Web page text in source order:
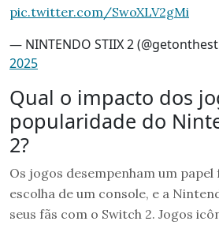
pic.twitter.com/SwoXLV2gMi
— NINTENDO STIIX 2
2025
Qual o impacto dos
popularidade do
2?
Os jogos desempenham um
escolha de um console, e a
seus fãs com o Switch 2. Jogos